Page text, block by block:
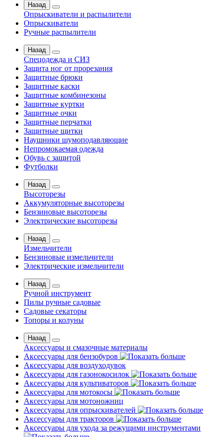
Назад
Опрыскиватели и распылители
Опрыскиватели
Ручные распылители
Назад
Спецодежда и СИЗ
Защита ног от прорезания
Защитные брюки
Защитные каски
Защитные комбинезоны
Защитные куртки
Защитные очки
Защитные перчатки
Защитные щитки
Наушники шумоподавляющие
Непромокаемая одежда
Обувь с защитой
Футболки
Назад
Высоторезы
Аккумуляторные высоторезы
Бензиновые высоторезы
Электрические высоторезы
Назад
Измельчители
Бензиновые измельчители
Электрические измельчители
Назад
Ручной инструмент
Пилы ручные садовые
Садовые секаторы
Топоры и колуны
Назад
Аксессуары и смазочные материалы
Аксессуары для бензобуров
Аксессуары для воздуходувок
Аксессуары для газонокосилок
Аксессуары для культиваторов
Аксессуары для мотокосы
Аксессуары для мотоножниц
Аксессуары для опрыскивателей
Аксессуары для тракторов
Аксессуары для ухода за режущими инструментами